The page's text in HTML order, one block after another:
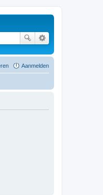
Aanmelden